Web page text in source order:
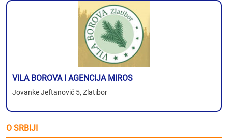
VILA BOROVA I AGENCIJA MIROS
Jovanke Jeftanović 5, Zlatibor
O SRBIJI